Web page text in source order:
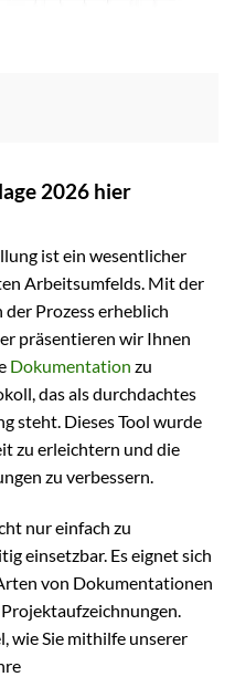
2026 hier
ist ein wesentlicher
Arbeitsumfelds. Mit der
Prozess erheblich
präsentieren wir Ihnen
Dokumentation zu
das als durchdachtes
steht. Dieses Tool wurde
zu erleichtern und die
zu verbessern.
nur einfach zu
einsetzbar. Es eignet sich
von Dokumentationen
wie Sie mithilfe unserer